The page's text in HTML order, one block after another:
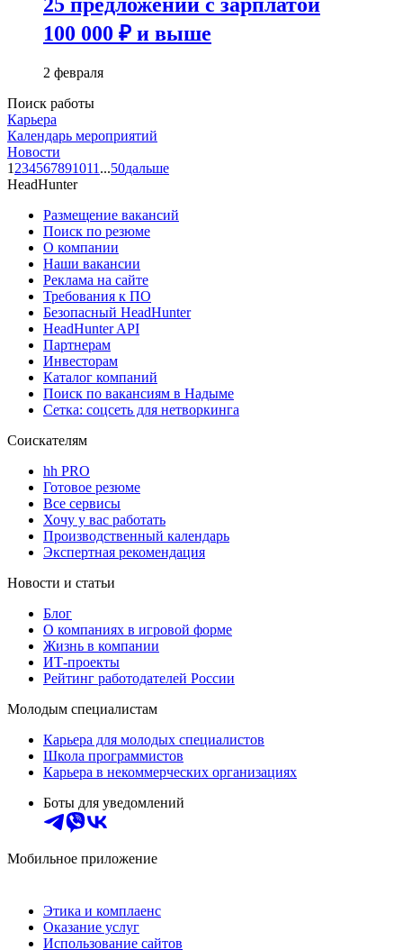
100 000 ₽ и выше
2 февраля
Поиск работы
Карьера
Календарь мероприятий
Новости
1 234567891011 ...50дальше
HeadHunter
Размещение вакансий
Поиск по резюме
О компании
Наши вакансии
Реклама на сайте
Требования к ПО
Безопасный HeadHunter
HeadHunter API
Партнерам
Инвесторам
Каталог компаний
Поиск по вакансиям в Надыме
Сетка: соцсеть для нетворкинга
Соискателям
hh PRO
Готовое резюме
Все сервисы
Хочу у вас работать
Производственный календарь
Экспертная рекомендация
Новости и статьи
Блог
О компаниях в игровой форме
Жизнь в компании
ИТ-проекты
Рейтинг работодателей России
Молодым специалистам
Карьера для молодых специалистов
Школа программистов
Карьера в некоммерческих организациях
Боты для уведомлений
Мобильное приложение
Этика и комплаенс
Оказание услуг
Использование сайтов